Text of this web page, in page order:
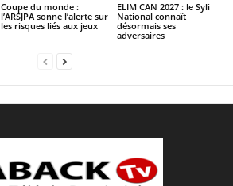
Coupe du monde :
l’ARSJPA sonne l’alerte sur
les risques liés aux jeux
ELIM CAN 2027 : le Syli
National connaît
désormais ses
adversaires